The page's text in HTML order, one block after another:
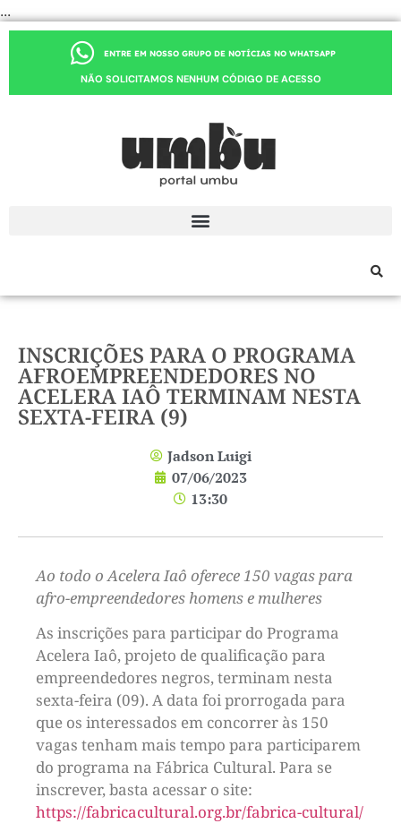
...
ENTRE EM NOSSO GRUPO DE NOTÍCIAS NO WHATSAPP
NÃO SOLICITAMOS NENHUM CÓDIGO DE ACESSO
INSCRIÇÕES PARA O PROGRAMA
AFROEMPREENDEDORES NO
ACELERA IAÔ TERMINAM NESTA
SEXTA-FEIRA (9)
Jadson Luigi
07/06/2023
13:30
Ao todo o Acelera Iaô oferece 150 vagas para
afro-empreendedores homens e mulheres
As inscrições para participar do Programa
Acelera Iaô, projeto de qualificação para
empreendedores negros, terminam nesta
sexta-feira (09). A data foi prorrogada para
que os interessados em concorrer às 150
vagas tenham mais tempo para participarem
do programa na Fábrica Cultural. Para se
inscrever, basta acessar o site:
https://fabricacultural.org.br/fabrica-cultural/